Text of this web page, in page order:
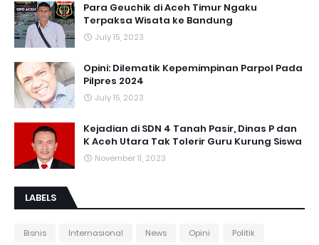
Para Geuchik di Aceh Timur Ngaku
Terpaksa Wisata ke Bandung
July 15, 2023
Opini: Dilematik Kepemimpinan Parpol Pada
Pilpres 2024
July 15, 2023
Kejadian di SDN 4 Tanah Pasir, Dinas P dan
K Aceh Utara Tak Tolerir Guru Kurung Siswa
November 11, 2023
LABELS
Bisnis Internasional News Opini
Politik